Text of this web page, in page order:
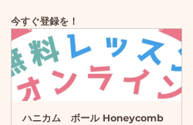
今すぐ登録を！
ハニカム　ボール Honeycomb